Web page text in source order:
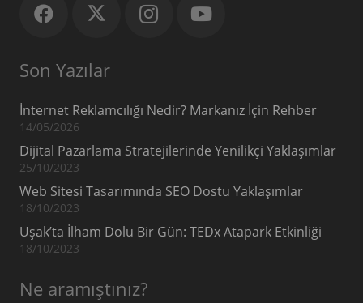
Son Yazılar
İnternet Reklamcılığı Nedir? Markanız İçin Rehber
14/05/2026
Dijital Pazarlama Stratejilerinde Yenilikçi Yaklaşımlar
25/10/2023
Web Sitesi Tasarımında SEO Dostu Yaklaşımlar
18/10/2023
Uşak’ta İlham Dolu Bir Gün: TEDx Atapark Etkinliği
18/10/2023
Ne aramıştınız?